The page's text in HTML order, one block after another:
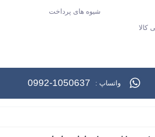
کالا
شیوه های پرداخت
واتساپ : 0992-1050637